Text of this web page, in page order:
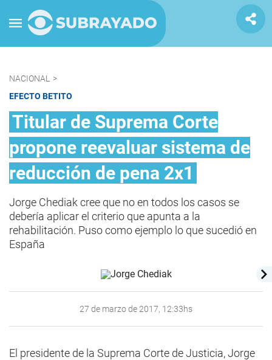
NACIONAL
>
EFECTO BETITO
Titular de Suprema Corte
propone reevaluar sistema de
reducción de pena 2x1
Jorge Chediak cree que no en todos los casos se
debería aplicar el criterio que apunta a la
rehabilitación. Puso como ejemplo lo que sucedió en
España
27 de marzo de 2017, 12:33hs
El presidente de la Suprema Corte de Justicia, Jorge